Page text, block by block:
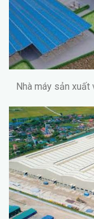
Nhà máy sản xuất